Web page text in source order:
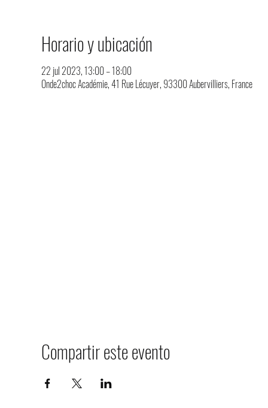
Horario y ubicación
22 jul 2023, 13:00 – 18:00
Onde2choc Académie, 41 Rue Lécuyer, 93300 Aubervilliers, France
Compartir este evento